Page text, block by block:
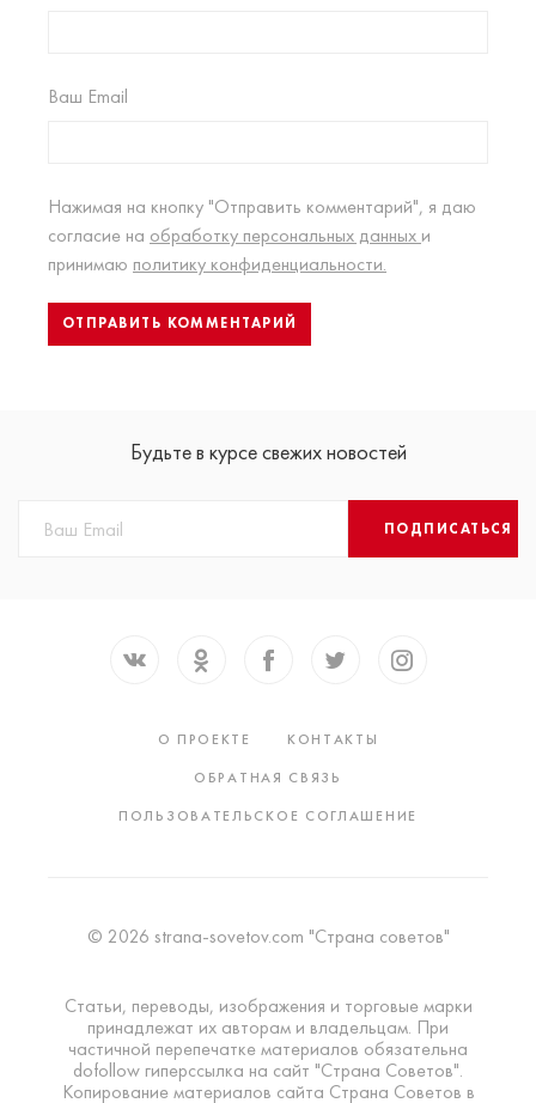
Ваш Email
Нажимая на кнопку "Отправить комментарий", я даю
согласие на обработку персональных данных и
принимаю политику конфиденциальности.
Будьте в курсе свежих новостей
ПОДПИСАТЬСЯ
О ПРОЕКТЕ
КОНТАКТЫ
ОБРАТНАЯ СВЯЗЬ
ПОЛЬЗОВАТЕЛЬСКОЕ СОГЛАШЕНИЕ
© 2026 strana-sovetov.com "Страна советов"
Статьи, переводы, изображения и торговые марки
принадлежат их авторам и владельцам. При
частичной перепечатке материалов обязательна
dofollow гиперссылка на сайт "Страна Советов".
Копирование материалов сайта Страна Советов в